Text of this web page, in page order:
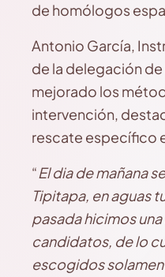
de homólogos
Antonio García,
de la delegación de
mejorado los
intervención,
rescate específico
“El dia de mañana
Tipitapa, en aguas
pasada hicimos
candidatos, de lo
escogidos